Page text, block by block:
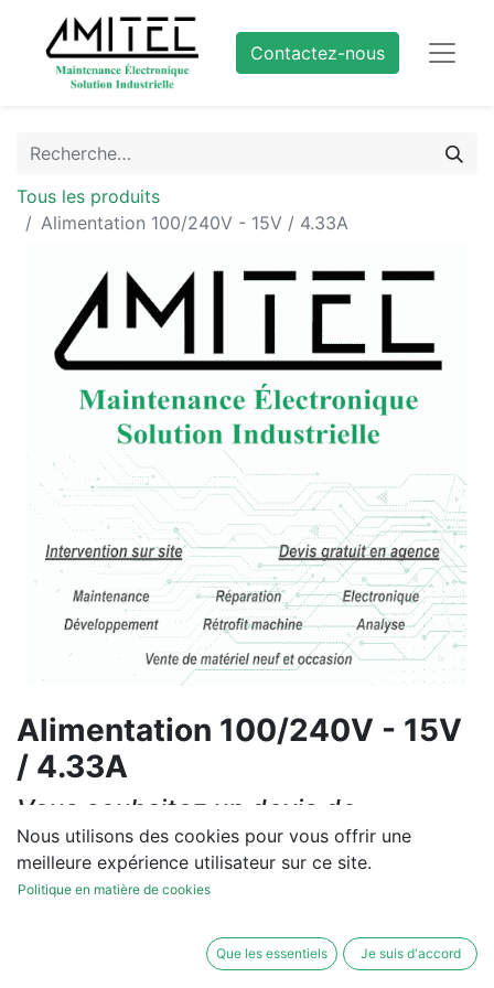
Contactez-nous
Tous les produits
Alimentation 100/240V - 15V / 4.33A
Alimentation 100/240V - 15V
/ 4.33A
Vous souhaitez un devis de
réparation ou de vente, un
diagnostic sur site?
Nous utilisons des cookies pour vous offrir une
meilleure expérience utilisateur sur ce site.
Politique en matière de cookies
Que les essentiels Je suis d'accord